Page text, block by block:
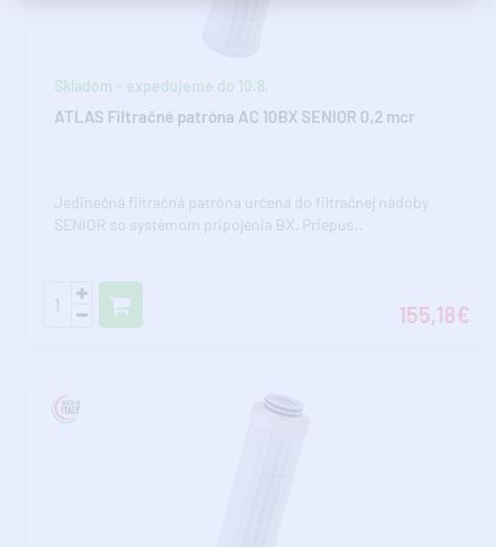
Skladom - expedujeme do 10.8.
ATLAS Filtračné patróna AC 10BX SENIOR 0,2 mcr
Jedinečná filtračná patróna určená do filtračnej nádoby
SENIOR so systémom pripojenia BX. Priepus..
155,18€